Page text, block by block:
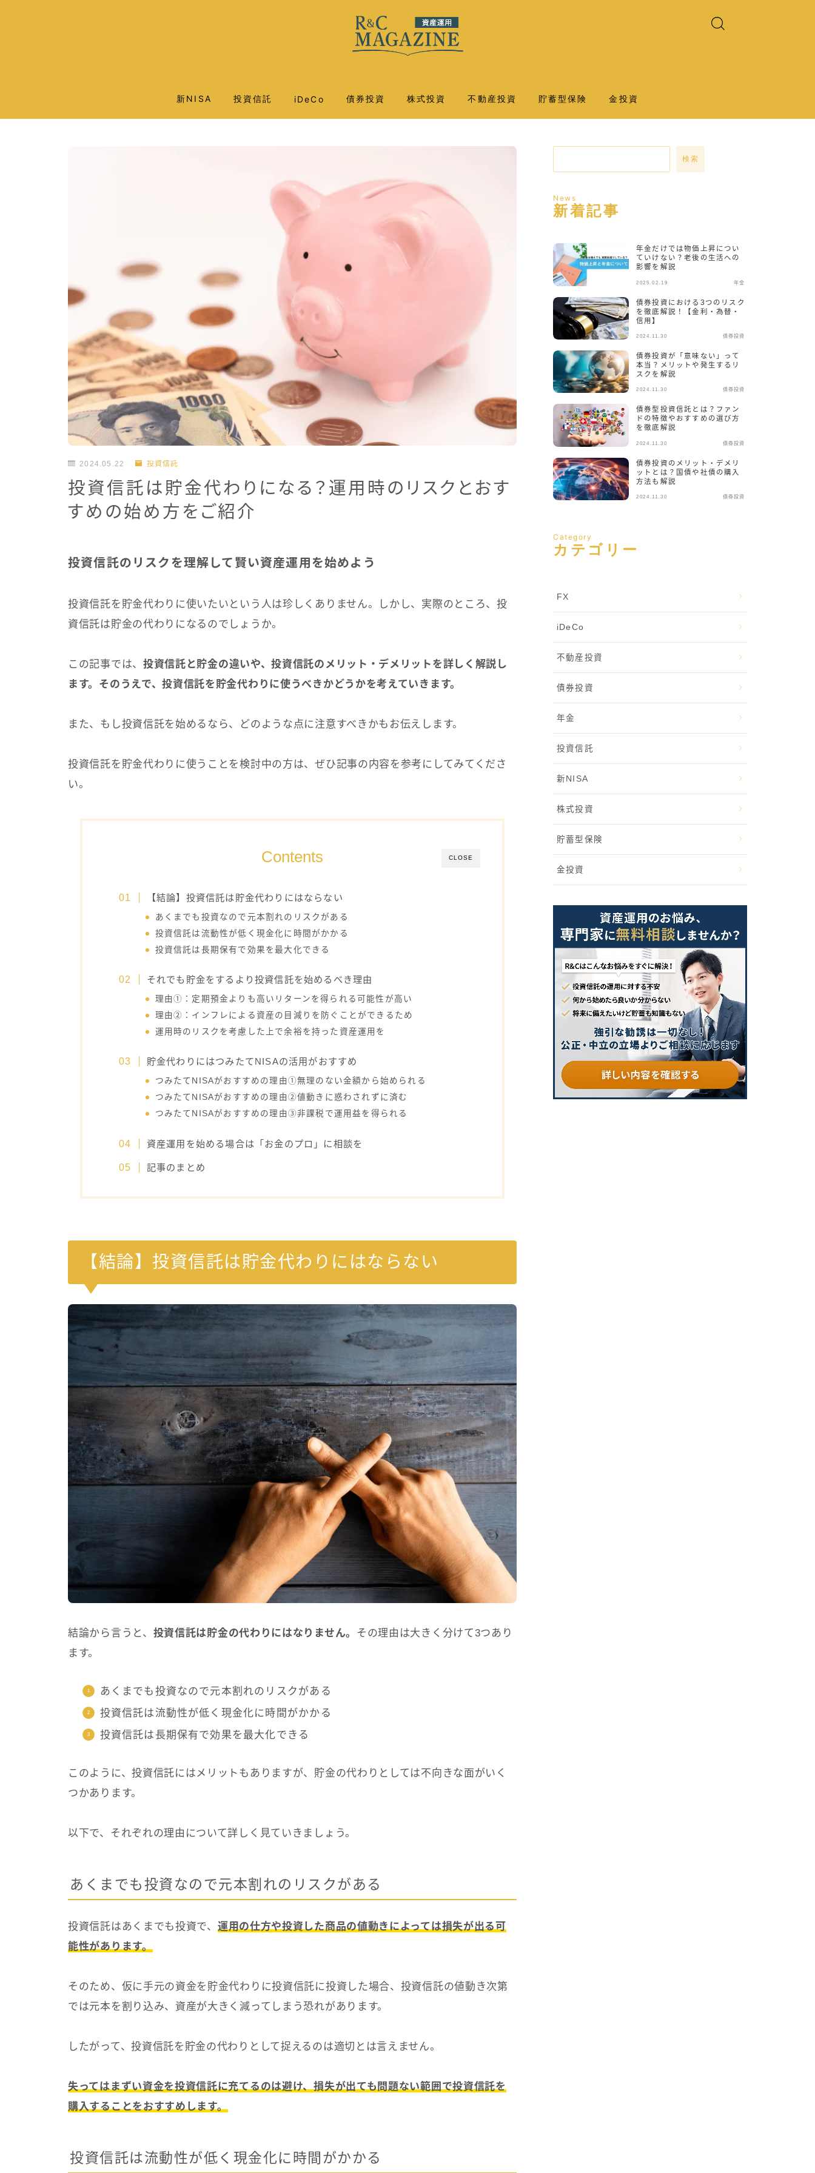
新NISA 投資信託 iDeCo 債券投資 株式投資 不動産投資 貯蓄型保険 金投資
2024.05.22 投資信託
投資信託は貯金代わりになる？運用時のリスクとおす
すめの始め方をご紹介
投資信託のリスクを理解して賢い資産運用を始めよう
投資信託を貯金代わりに使いたいという人は珍しくありません。しかし、実際のところ、投
資信託は貯金の代わりになるのでしょうか。
この記事では、 投資信託と貯金の違いや、投資信託のメリット・デメリットを詳しく解説し
ます。そのうえで、投資信託を貯金代わりに使うべきかどうかを考えていきます。
また、もし投資信託を始めるなら、どのような点に注意すべきかもお伝えします。
投資信託を貯金代わりに使うことを検討中の方は、ぜひ記事の内容を参考にしてみてくださ
い。
CLOSE
Contents
【結論】投資信託は貯金代わりにはならない
あくまでも投資なので元本割れのリスクがある
投資信託は流動性が低く現金化に時間がかかる
投資信託は長期保有で効果を最大化できる
それでも貯金をするより投資信託を始めるべき理由
理由①：定期預金よりも高いリターンを得られる可能性が高い
理由②：インフレによる資産の目減りを防ぐことができるため
運用時のリスクを考慮した上で余裕を持った資産運用を
貯金代わりにはつみたてNISAの活用がおすすめ
つみたてNISAがおすすめの理由①無理のない金額から始められる
つみたてNISAがおすすめの理由②値動きに惑わされずに済む
つみたてNISAがおすすめの理由③非課税で運用益を得られる
資産運用を始める場合は「お金のプロ」に相談を
記事のまとめ
【結論】投資信託は貯金代わりにはならない
結論から言うと、 投資信託は貯金の代わりにはなりません。 その理由は大きく分けて3つあり
ます。
あくまでも投資なので元本割れのリスクがある
投資信託は流動性が低く現金化に時間がかかる
投資信託は長期保有で効果を最大化できる
このように、投資信託にはメリットもありますが、貯金の代わりとしては不向きな面がいく
つかあります。
以下で、それぞれの理由について詳しく見ていきましょう。
あくまでも投資なので元本割れのリスクがある
投資信託はあくまでも投資で、 運用の仕方や投資した商品の値動きによっては損失が出る可
能性があります。
そのため、仮に手元の資金を貯金代わりに投資信託に投資した場合、投資信託の値動き次第
では元本を割り込み、資産が大きく減ってしまう恐れがあります。
したがって、投資信託を貯金の代わりとして捉えるのは適切とは言えません。
失ってはまずい資金を投資信託に充てるのは避け、損失が出ても問題ない範囲で投資信託を
購入することをおすすめします。
投資信託は流動性が低く現金化に時間がかかる
検索
News
新着記事
年金だけでは物価上昇につい
ていけない？老後の生活への
影響を解説
2025.02.19 年金
債券投資における3つのリスク
を徹底解説！【金利・為替・
信用】
2024.11.30 債券投資
債券投資が「意味ない」って
本当？メリットや発生するリ
スクを解説
2024.11.30 債券投資
債券型投資信託とは？ファン
ドの特徴やおすすめの選び方
を徹底解説
2024.11.30 債券投資
債券投資のメリット・デメリ
ットとは？国債や社債の購入
方法も解説
2024.11.30 債券投資
Category
カテゴリー
FX
iDeCo
不動産投資
債券投資
年金
投資信託
新NISA
株式投資
貯蓄型保険
金投資